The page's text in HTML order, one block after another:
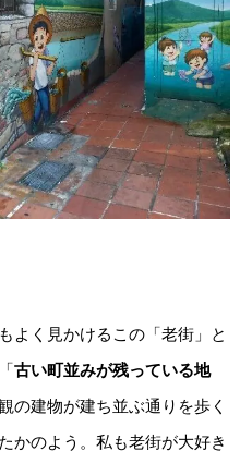
よく見かけるこの「老街」と
古い町並みが残っている地
の建物が建ち並ぶ通りを歩く
かのよう。私も老街が大好き